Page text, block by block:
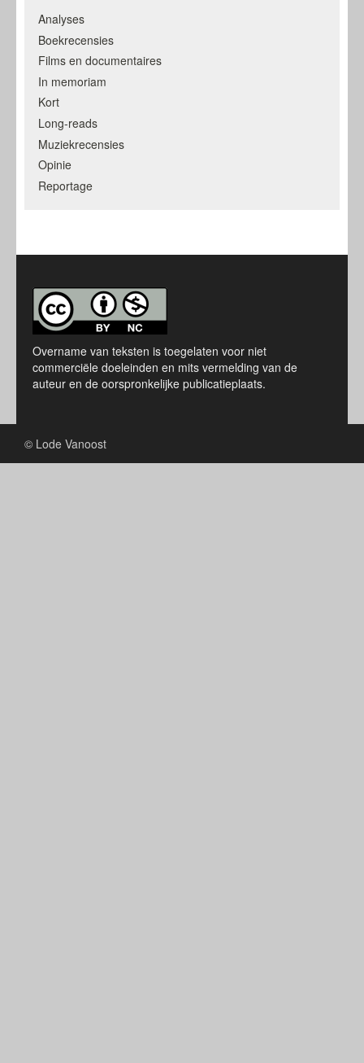
Analyses
Boekrecensies
Films en documentaires
In memoriam
Kort
Long-reads
Muziekrecensies
Opinie
Reportage
Overname van teksten is toegelaten voor niet
commerciële doeleinden en mits vermelding van de
auteur en de oorspronkelijke publicatieplaats.
© Lode Vanoost